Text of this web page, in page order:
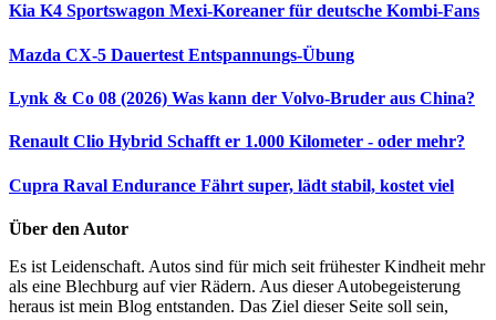
Kia K4 Sportswagon Mexi-Koreaner für deutsche Kombi-Fans
Mazda CX-5 Dauertest Entspannungs-Übung
Lynk & Co 08 (2026) Was kann der Volvo-Bruder aus China?
Renault Clio Hybrid Schafft er 1.000 Kilometer - oder mehr?
Cupra Raval Endurance Fährt super, lädt stabil, kostet viel
Über den Autor
Es ist Leidenschaft. Autos sind für mich seit frühester Kindheit mehr
als eine Blechburg auf vier Rädern. Aus dieser Autobegeisterung
heraus ist mein Blog entstanden. Das Ziel dieser Seite soll sein,